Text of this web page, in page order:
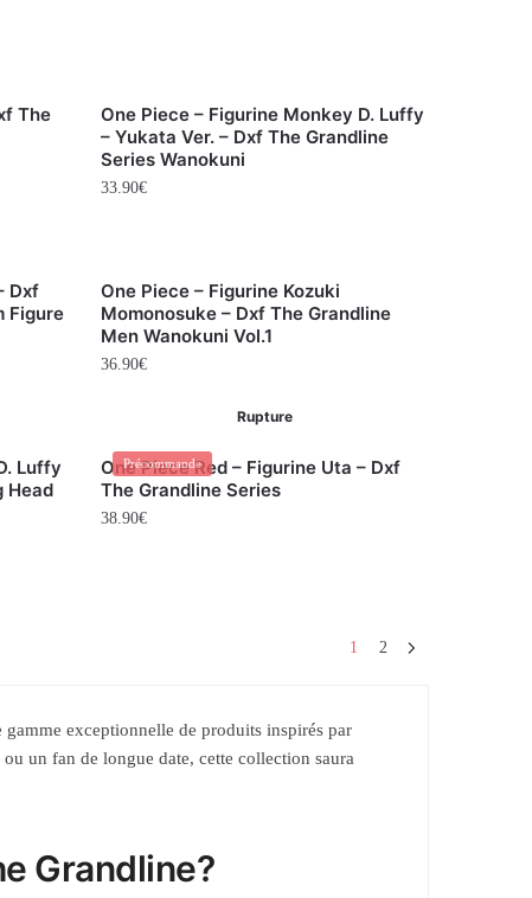
The
One Piece – Figurine Monkey D. Luffy
– Yukata Ver. – Dxf The Grandline
Series Wanokuni
33.90€
Dxf
Figure
One Piece – Figurine Kozuki
Momonosuke – Dxf The Grandline
Men Wanokuni Vol.1
36.90€
Luffy
Head
Précommande
Rupture
One Piece Red – Figurine Uta – Dxf
The Grandline Series
38.90€
1 2
exceptionnelle de produits inspirés par
un fan de longue date, cette collection saura
Grandline?